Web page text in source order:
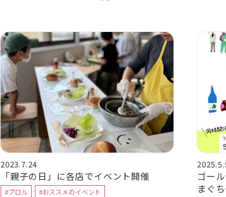
2023.7.24
「親子の日」に各店でイベント開催
#プロル #おススメのイベント
ゴー
まぐ